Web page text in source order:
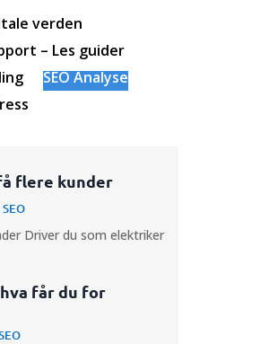
verden
– Les guider
SEO Analyse
flere kunder
Driver du som elektriker
får du for